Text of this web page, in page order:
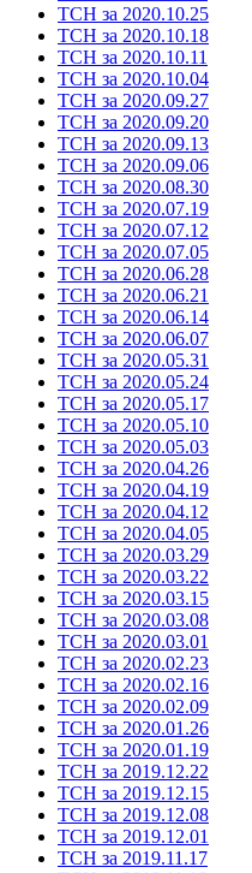
ТСН за 2020.10.25
ТСН за 2020.10.18
ТСН за 2020.10.11
ТСН за 2020.10.04
ТСН за 2020.09.27
ТСН за 2020.09.20
ТСН за 2020.09.13
ТСН за 2020.09.06
ТСН за 2020.08.30
ТСН за 2020.07.19
ТСН за 2020.07.12
ТСН за 2020.07.05
ТСН за 2020.06.28
ТСН за 2020.06.21
ТСН за 2020.06.14
ТСН за 2020.06.07
ТСН за 2020.05.31
ТСН за 2020.05.24
ТСН за 2020.05.17
ТСН за 2020.05.10
ТСН за 2020.05.03
ТСН за 2020.04.26
ТСН за 2020.04.19
ТСН за 2020.04.12
ТСН за 2020.04.05
ТСН за 2020.03.29
ТСН за 2020.03.22
ТСН за 2020.03.15
ТСН за 2020.03.08
ТСН за 2020.03.01
ТСН за 2020.02.23
ТСН за 2020.02.16
ТСН за 2020.02.09
ТСН за 2020.01.26
ТСН за 2020.01.19
ТСН за 2019.12.22
ТСН за 2019.12.15
ТСН за 2019.12.08
ТСН за 2019.12.01
ТСН за 2019.11.17